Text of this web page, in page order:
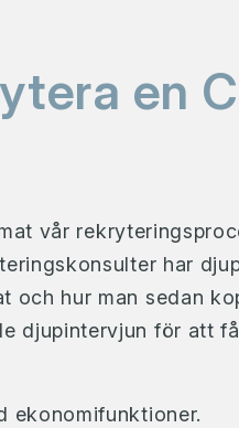
en
vår
har
och hur man sedan
djupintervjun för att
ekonomifunktioner.